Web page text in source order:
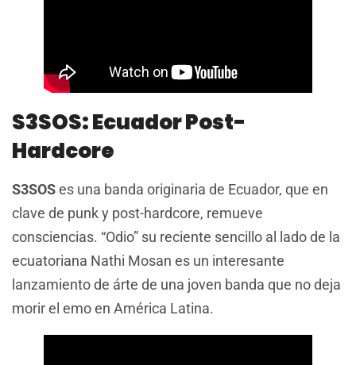
S3SOS: Ecuador Post-
Hardcore
S3SOSes una banda originaria de Ecuador, que en
clave de punk y post-hardcore, remueve
consciencias. “Odio” su reciente sencillo al lado de la
ecuatoriana Nathi Mosan es un interesante
lanzamiento de árte de una joven banda que no deja
morir el emo en América Latina.